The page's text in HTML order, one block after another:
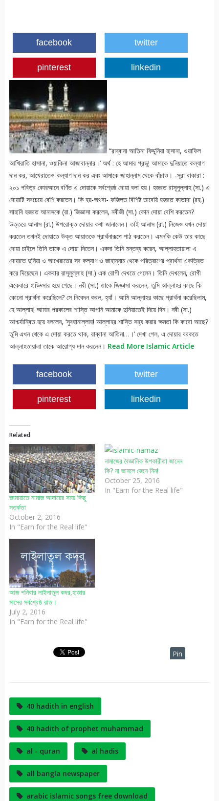
facebook twitter
pinterest linkedin
“রাব্বানা আতিনা ফিদ্দুনিয়া হাসানা, ওয়াফিল
আখিরাতি হাসানা, ওয়াকিনা আজাবান্নার।’ অর্থ : হে আমার প্রভু! আমাকে দুনিয়াতে কল্যাণ
দান কর, আখেরাতেও কল্যাণ দান কর এবং আমাকে জাহান্নাম থেকে বাঁচাও। -সূরা বাকারা :
২০১ পবিত্র কোরআনে বর্ণিত এ দোয়াকে সর্বশ্রেষ্ঠ দোয়া বলা হয়। হজরত রাসূলুল্লাহ (সা.) এ
দোয়াটি সবচেয়ে বেশি করতেন। কি হয়-অথবা- ফজিলত বিশিষ্ট তাবেয়ি হজরত কাতাদা (রহ.)
সাহাবি হজরত আনাসকে (রা.) জিজ্ঞাসা করলেন, নবীজী (সা.) কোন দোয়া বেশি করতেন?
উত্তরে আনাস (রা.) উপরোক্ত দোয়ার কথা জানালেন। তাই আনাস (রা.) নিজেও যখন দোয়া
করতেন তখনই দোয়াতে উক্ত আয়াতকে প্রার্থনারূপে পাঠ করতেন। এমনকি কেউ তার কাছে
দোয়া চাইলে তিনি তাকে এ দোয়া দিতেন। একদা তিনি মন্তব্য করেন, আল্লাহতায়ালা এ
দোয়াতে দুনিয়া ও আখেরাতের সব কল্যাণ ও জাহান্নাম থেকে পরিত্রাণের প্রার্থনা একত্রিত
করে দিয়েছেন। একবার রাসূলুল্লাহ (সা.) এক রোগী দেখতে গেলেন। তিনি দেখলেন, রোগী
একেবারে হাড্ডিসার হয়ে গেছে। নবী (সা.) তাকে জিজ্ঞাসা করলেন, তুমি আল্লাহর কাছে কি
কোনো প্রার্থনা করেছিলে? সে নিবেদন করল, হ্যাঁ। আমি আল্লাহর কাছে প্রার্থনা করেছিলাম,
হে আল্লাহ! আমার পরকালের শাস্তি আপনি আমাকে দুনিয়াতেই দিয়ে দিন। নবী (সা.)
আশ্চর্যান্বিত হয়ে বললেন, ‘সুবহানাল্লাহ! আল্লাহর শাস্তি সহ্য করার ক্ষমতা কি কারো আছে?
তুমি এখন থেকে এ দোয়া করতে থাক, রাব্বানা আতিনা…।’ দেখা গেল, এ দোয়ার বরকতে
আল্লাহতায়ালা তাকে আরোগ্য দান করলেন। Read More Islamic Article
facebook twitter
pinterest linkedin
Related
জামায়াতে নামাজ আদায়ের সময় কিছু
সতর্কতা
October 2, 2016
In "Earn for the Real life"
নামাজের বৈজ্ঞানিক উপকারীতা জানেন
কি? না জানলে জেনে নিন!
October 25, 2016
In "Earn for the Real life"
আজ শনিবার লাইলাতুল কদর,হাজার
মাসের সর্বশ্রেষ্ঠ রাত।
July 2, 2016
In "Earn for the Real life"
Pin
40 hadith in english
40 hadith of prophet muhammad
al - quran al hadis
all bangla newspaper
arabic islamic songs free download